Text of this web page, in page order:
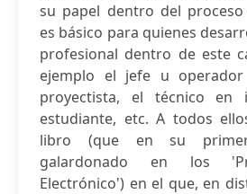
su papel dentro del
es básico para quienes
profesional dentro de este
ejemplo el jefe u
proyectista, el técnico en
estudiante, etc. A todos
libro (que en su
galardonado en los
Electrónico') en el que, en